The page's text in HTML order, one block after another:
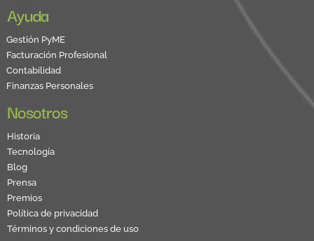
Ayuda
Gestión PyME
Facturación Profesional
Contabilidad
Finanzas Personales
Nosotros
Historia
Tecnología
Blog
Prensa
Premios
Política de privacidad
Términos y condiciones de uso